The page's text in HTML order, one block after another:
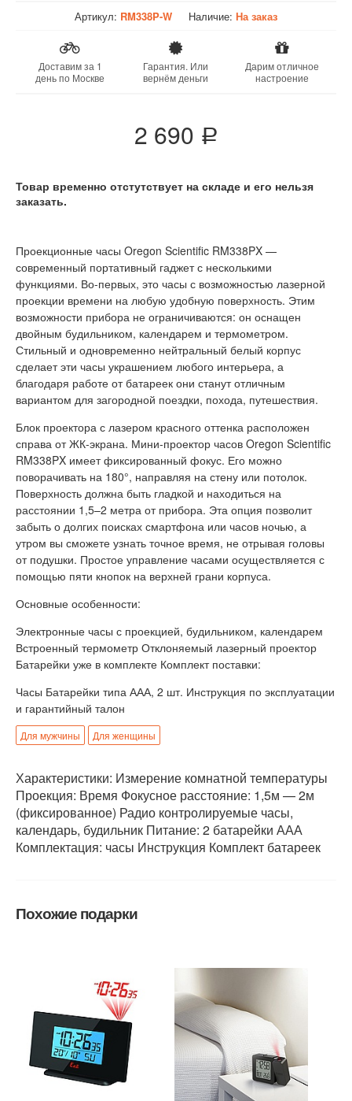
Артикул: RM338P-W Наличие: На заказ
Доставим за 1
день по Москве
Гарантия. Или
вернём деньги
Дарим отличное
настроение
2 690 a
Товар временно отстутствует на складе и его нельзя
заказать.
Проекционные часы Oregon Scientific RM338PX —
современный портативный гаджет с несколькими
функциями. Во-первых, это часы с возможностью лазерной
проекции времени на любую удобную поверхность. Этим
возможности прибора не ограничиваются: он оснащен
двойным будильником, календарем и термометром.
Стильный и одновременно нейтральный белый корпус
сделает эти часы украшением любого интерьера, а
благодаря работе от батареек они станут отличным
вариантом для загородной поездки, похода, путешествия.
Блок проектора с лазером красного оттенка расположен
справа от ЖК-экрана. Мини-проектор часов Oregon Scientific
RM338PX имеет фиксированный фокус. Его можно
поворачивать на 180°, направляя на стену или потолок.
Поверхность должна быть гладкой и находиться на
расстоянии 1,5–2 метра от прибора. Эта опция позволит
забыть о долгих поисках смартфона или часов ночью, а
утром вы сможете узнать точное время, не отрывая головы
от подушки. Простое управление часами осуществляется с
помощью пяти кнопок на верхней грани корпуса.
Основные особенности:
Электронные часы с проекцией, будильником, календарем
Встроенный термометр Отклоняемый лазерный проектор
Батарейки уже в комплекте Комплект поставки:
Часы Батарейки типа ААА, 2 шт. Инструкция по эксплуатации
и гарантийный талон
Для мужчины Для женщины
Характеристики: Измерение комнатной температуры
Проекция: Время Фокусное расстояние: 1,5м — 2м
(фиксированное) Радио контролируемые часы,
календарь, будильник Питание: 2 батарейки ААА
Комплектация: часы Инструкция Комплект батареек
Похожие подарки